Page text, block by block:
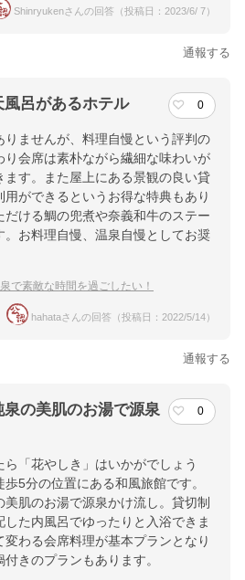
Shinryukenさんの回答（投稿日：2023/6/ 7）
通報する
呂があるホテル 0
ませんが、料理自慢という評判の
会席は素朴ながら繊細な味わいが
す。また屋上にある景観の良い貸
ができるというお得な特典もあり
だける鯛の兜煮や奈義和牛のステー
。お料理自慢、温泉自慢としてお奨
で素敵な時間を過ごしたい！
hahataさんの回答（投稿日：2022/5/14）
通報する
の美肌のお湯で源泉
0
「花やしき」はいかがでしょう
5分の位置にある和風旅館です。
肌のお湯で源泉かけ流し。貸切制
た内風呂でゆったりと入浴できま
わる会席料理が基本プランとなり
きのプランもあります。